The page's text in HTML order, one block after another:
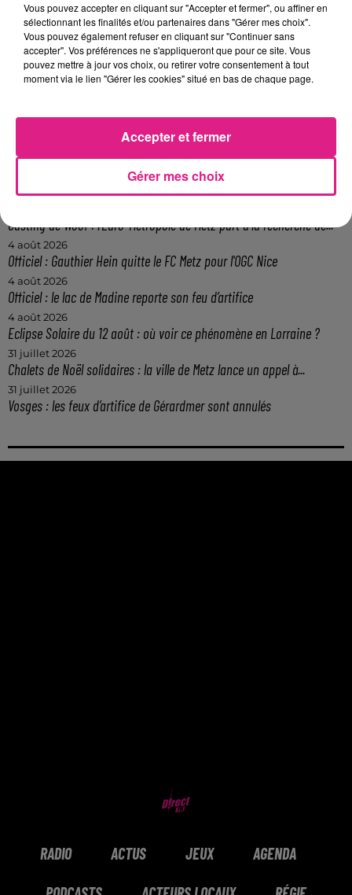
Luppy pour Pays’an Fête : un week-end
inoubliable au cœur de l’agriculture et de la
fête !
Lorraine : une journée pas comme les autres au Parc animalier de...
Metz : une distribution de lunette gratuite pour voir l’éclipse
Casting de Woof : l'Euro-Métropole de Metz part à la recherche de...
4 août 2026
Officiel : Gauthier Hein quitte le FC Metz pour l'OGC Nice
4 août 2026
Officiel : le lac de Madine reporte son feu d’artifice
4 août 2026
Eclipse Solaire du 12 août : où voir ce phénomène en Lorraine ?
31 juillet 2026
Chalets de Noël solidaires : la ville de Metz lance un appel à...
31 juillet 2026
Vosges : les feux d’artifice de Gérardmer sont annulés
RADIO ACTUS JEUX AGENDA
Vous pouvez accepter en cliquant sur "Accepter et fermer", ou affiner en
sélectionnant les finalités et/ou partenaires dans "Gérer mes choix".
Vous pouvez également refuser en cliquant sur "Continuer sans
accepter". Vos préférences ne s'appliqueront que pour ce site. Vous
pouvez mettre à jour vos choix, ou retirer votre consentement à tout
moment via le lien "Gérer les cookies" situé en bas de chaque page.
Gérer mes choix
Accepter et fermer